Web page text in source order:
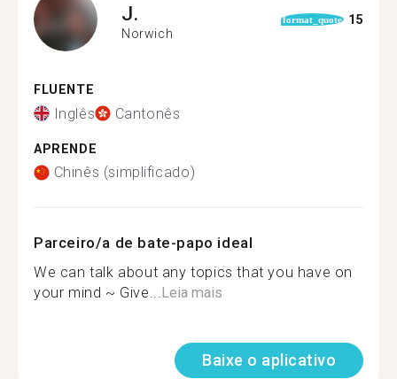
J.
Norwich
format_quote 15
FLUENTE
Inglês Cantonês
APRENDE
Chinês (simplificado)
Parceiro/a de bate-papo ideal
We can talk about any topics that you have on
your mind ~ Give...Leia mais
Baixe o aplicativo